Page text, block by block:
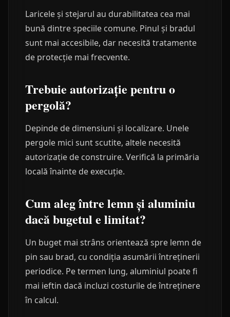
Laricele și stejarul au durabilitatea cea mai
bună dintre speciile comune. Pinul și bradul
sunt mai accesibile, dar necesită tratamente
de protecție mai frecvente.
Trebuie autorizație pentru o
pergolă?
Depinde de dimensiuni și localizare. Unele
pergole mici sunt scutite, altele necesită
autorizație de construire. Verifică la primăria
locală înainte de execuție.
Cum aleg între lemn și aluminiu
dacă bugetul e limitat?
Un buget mai strâns orientează spre lemn de
pin sau brad, cu condiția asumării întreținerii
periodice. Pe termen lung, aluminiul poate fi
mai ieftin dacă incluzi costurile de întreținere
în calcul.